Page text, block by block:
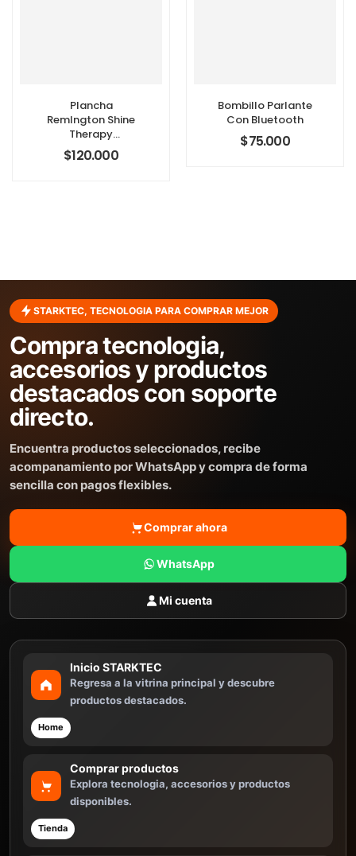
Plancha
Remlngton Shine
Therapy
Aguacate Con
Macadamia
$120.000
Bombillo Parlante
Con Bluetooth
$75.000
STARKTEC, TECNOLOGIA PARA COMPRAR MEJOR
Compra tecnologia,
accesorios y productos
destacados con soporte
directo.
Encuentra productos seleccionados, recibe
acompanamiento por WhatsApp y compra de forma
sencilla con pagos flexibles.
Comprar ahora
WhatsApp
Mi cuenta
Inicio STARKTEC
Regresa a la vitrina principal y descubre
productos destacados.
Home
Comprar productos
Explora tecnologia, accesorios y productos
disponibles.
Tienda